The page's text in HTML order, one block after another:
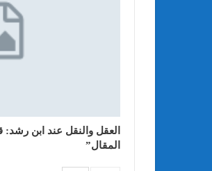
العقل والنقل عند ابن
المقال”